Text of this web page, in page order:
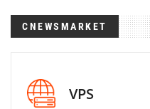
CNEWSMARKET
VPS